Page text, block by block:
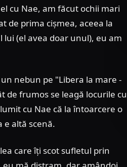
cu Nae, am făcut ochii mari
de prima cișmea, aceea la
lui (el avea doar unul), eu am
nebun pe "Libera la mare -
de frumos se leagă locurile cu
cu Nae că la întoarcere o
e altă scenă.
care îți scot sufletul prin